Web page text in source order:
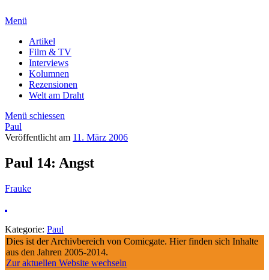
Menü
Artikel
Film & TV
Interviews
Kolumnen
Rezensionen
Welt am Draht
Menü schiessen
Paul
Veröffentlicht am 11. März 2006
Paul 14: Angst
Frauke
Kategorie: Paul
Dies ist der Archivbereich von Comicgate. Hier finden sich Inhalte
aus den Jahren 2005-2014.
Zur aktuellen Website wechseln